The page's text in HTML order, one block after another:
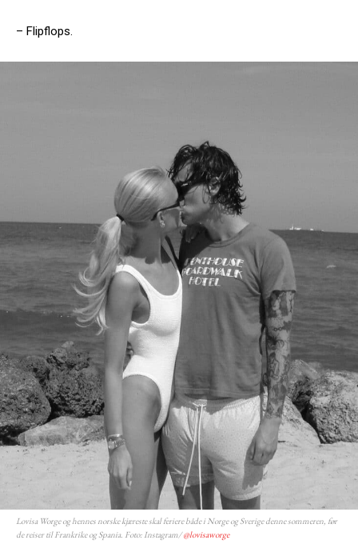
– Flipflops.
Lovisa Worge og hennes norske kjæreste skal feriere både i Norge og Sverige denne sommeren, før
de reiser til Frankrike og Spania. Foto: Instagram/@lovisaworge